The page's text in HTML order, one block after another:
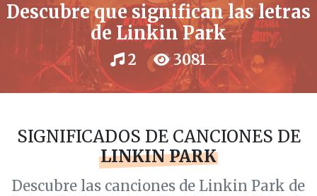
Descubre que significan las letras
de Linkin Park
2 3081
SIGNIFICADOS DE CANCIONES DE
LINKIN PARK
Descubre las canciones de Linkin Park de